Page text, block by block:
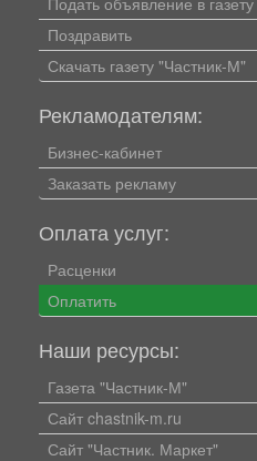
Поздравить
Скачать газету "Частник-М"
Рекламодателям:
Бизнес-кабинет
Заказать рекламу
Оплата услуг:
Расценки
Оплатить
Наши ресурсы:
Газета "Частник-М"
Сайт chastnik-m.ru
Сайт "Частник. Маркет"